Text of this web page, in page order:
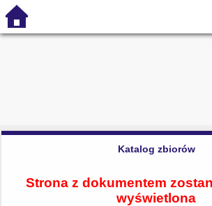
Katalog zbiorów
Strona z dokumentem
wyświetlona